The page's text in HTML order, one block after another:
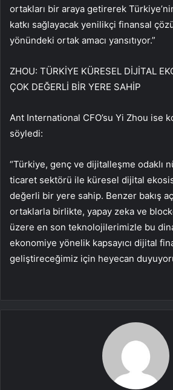
ortakları bir araya getirerek
katkı sağlayacak yenilikçi finansal
yönündeki ortak amacı yansıtıyor.”
ZHOU: TÜRKİYE KÜRESEL DİJİTAL
ÇOK DEĞERLİ BİR YERE SAHİP
Ant International CFO’su Yi Zhou ise
söyledi:
“Türkiye, genç ve dijitalleşme odaklı
ticaret sektörü ile küresel dijital
değerli bir yere sahip. Benzer bakış
ortaklarla birlikte, yapay zeka ve
üzere en son teknolojilerimizle bu
ekonomiye yönelik kapsayıcı dijital
geliştireceğimiz için heyecan